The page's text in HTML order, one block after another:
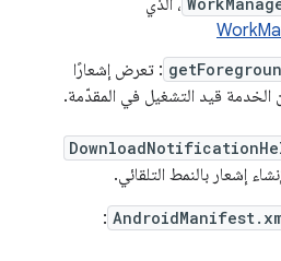
: تعرض إشعارًا
قيد التشغيل في المقدّمة.
إشعار بالنمط التلقائي.
: